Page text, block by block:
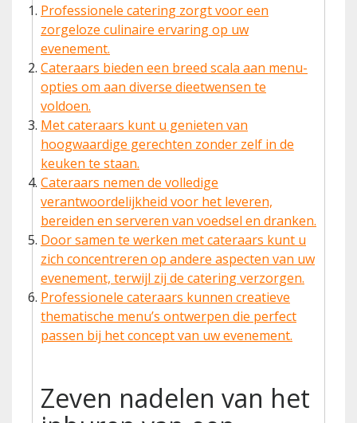
Professionele catering zorgt voor een
zorgeloze culinaire ervaring op uw
evenement.
Cateraars bieden een breed scala aan menu-
opties om aan diverse dieetwensen te
voldoen.
Met cateraars kunt u genieten van
hoogwaardige gerechten zonder zelf in de
keuken te staan.
Cateraars nemen de volledige
verantwoordelijkheid voor het leveren,
bereiden en serveren van voedsel en dranken.
Door samen te werken met cateraars kunt u
zich concentreren op andere aspecten van uw
evenement, terwijl zij de catering verzorgen.
Professionele cateraars kunnen creatieve
thematische menu’s ontwerpen die perfect
passen bij het concept van uw evenement.
Zeven nadelen van het